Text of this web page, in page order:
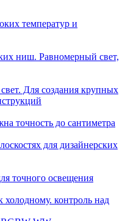
температур и
ниш. Равномерный свет,
Для создания крупных
точность до сантиметра
для дизайнерских
точного освещения
холодному. контроль над